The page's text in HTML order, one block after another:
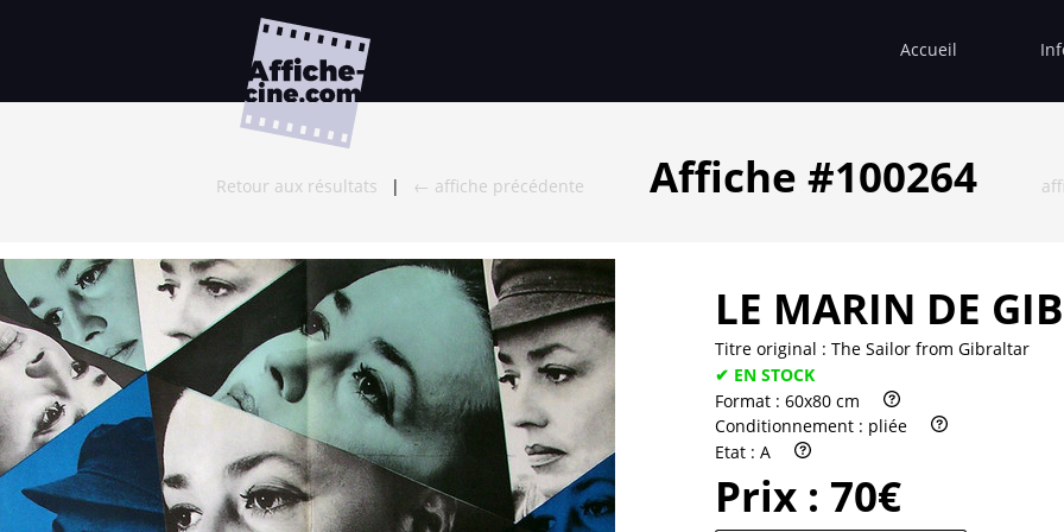
Accueil
Retour aux résultats | ← affiche précédente Affiche #100264
LE MARIN DE
Titre original : The Sailor from Gibraltar
✔ EN STOCK
Format : 60x80 cm
Conditionnement : pliée
Etat : A
Prix : 70€